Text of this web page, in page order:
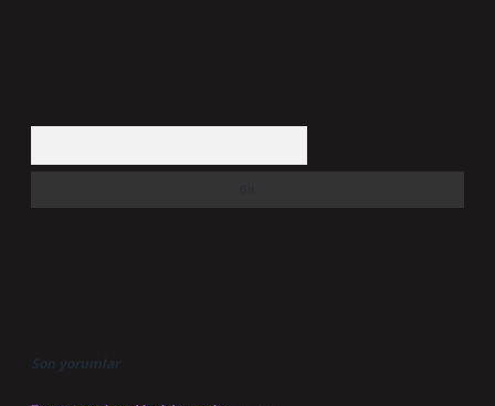
Son yorumlar